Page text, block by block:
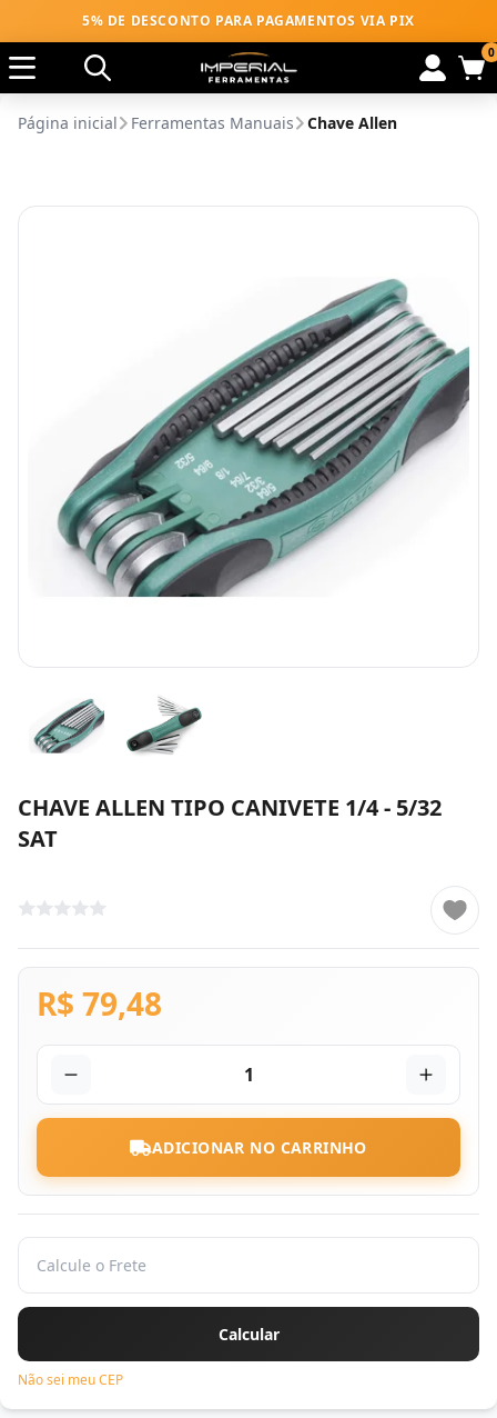
5% DE DESCONTO PARA PAGAMENTOS VIA PIX
0
Página inicial Ferramentas Manuais Chave Allen
CHAVE ALLEN TIPO CANIVETE 1/4 - 5/32
SAT
R$ 79,48
1
ADICIONAR NO CARRINHO
Não sei meu CEP